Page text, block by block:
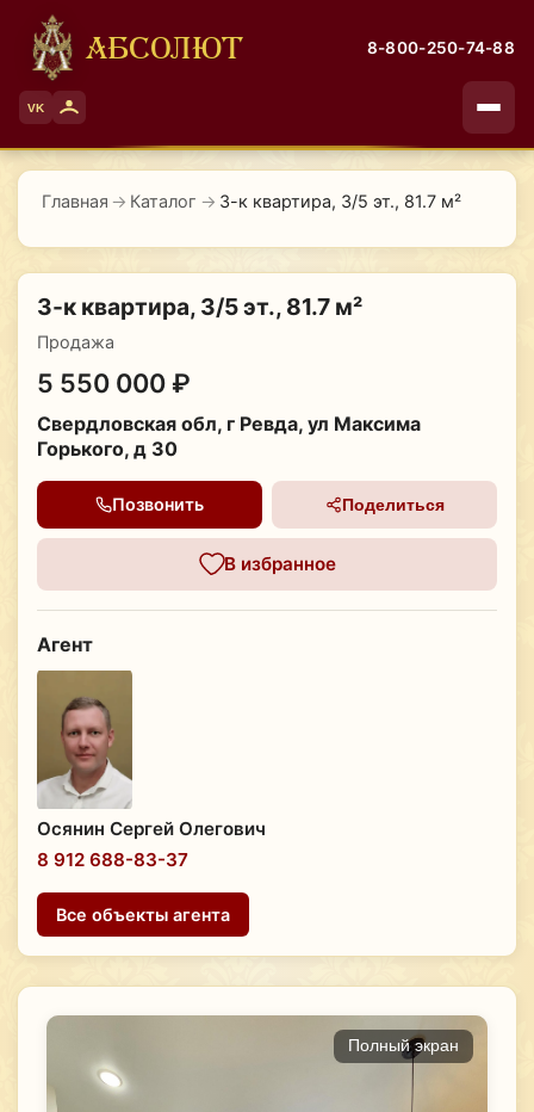
АБСОЛЮТ 8-800-250-74-88
VK
Главная → Каталог → 3-к квартира, 3/5 эт., 81.7 м²
Полный экран
3-к квартира, 3/5 эт., 81.7 м²
Продажа
5 550 000 ₽
Свердловская обл, г Ревда, ул Максима
Горького, д 30
Позвонить Поделиться
В избранное
Агент
Осянин Сергей Олегович
8 912 688-83-37
Все объекты агента